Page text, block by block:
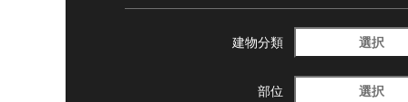
建物分類 選択
部位 選択